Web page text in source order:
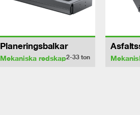
Planeringsbalkar
Mekaniska redskap2-33ton